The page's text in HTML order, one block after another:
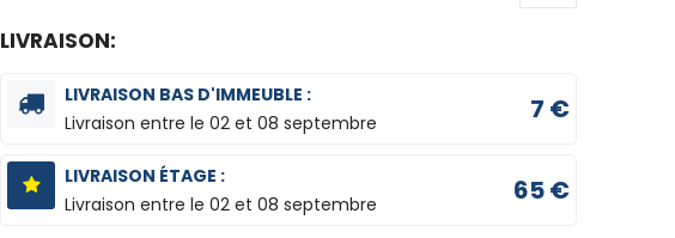
LIVRAISON:
LIVRAISON BAS D'IMMEUBLE :
Livraison entre le02 et 08 septembre 7 €
LIVRAISON ÉTAGE :
Livraison entre le02 et 08 septembre 65 €